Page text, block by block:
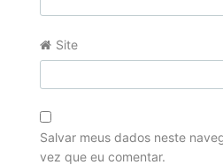
Site
Salvar meus dados neste
vez que eu comentar.